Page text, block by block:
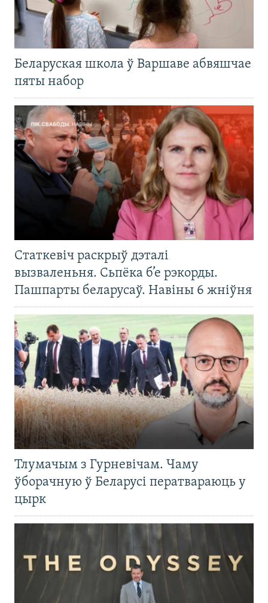
Беларуская школа ў Варшаве абвяшчае
пяты набор
Статкевіч раскрыў дэталі
вызваленьня. Сьпёка б’е рэкорды.
Пашпарты беларусаў. Навіны 6 жніўня
Тлумачым з Гурневічам. Чаму
ўборачную ў Беларусі ператвараюць у
цырк